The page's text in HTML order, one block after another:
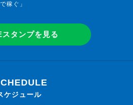
稼ぐ」
スタンプを見る
ケジュール